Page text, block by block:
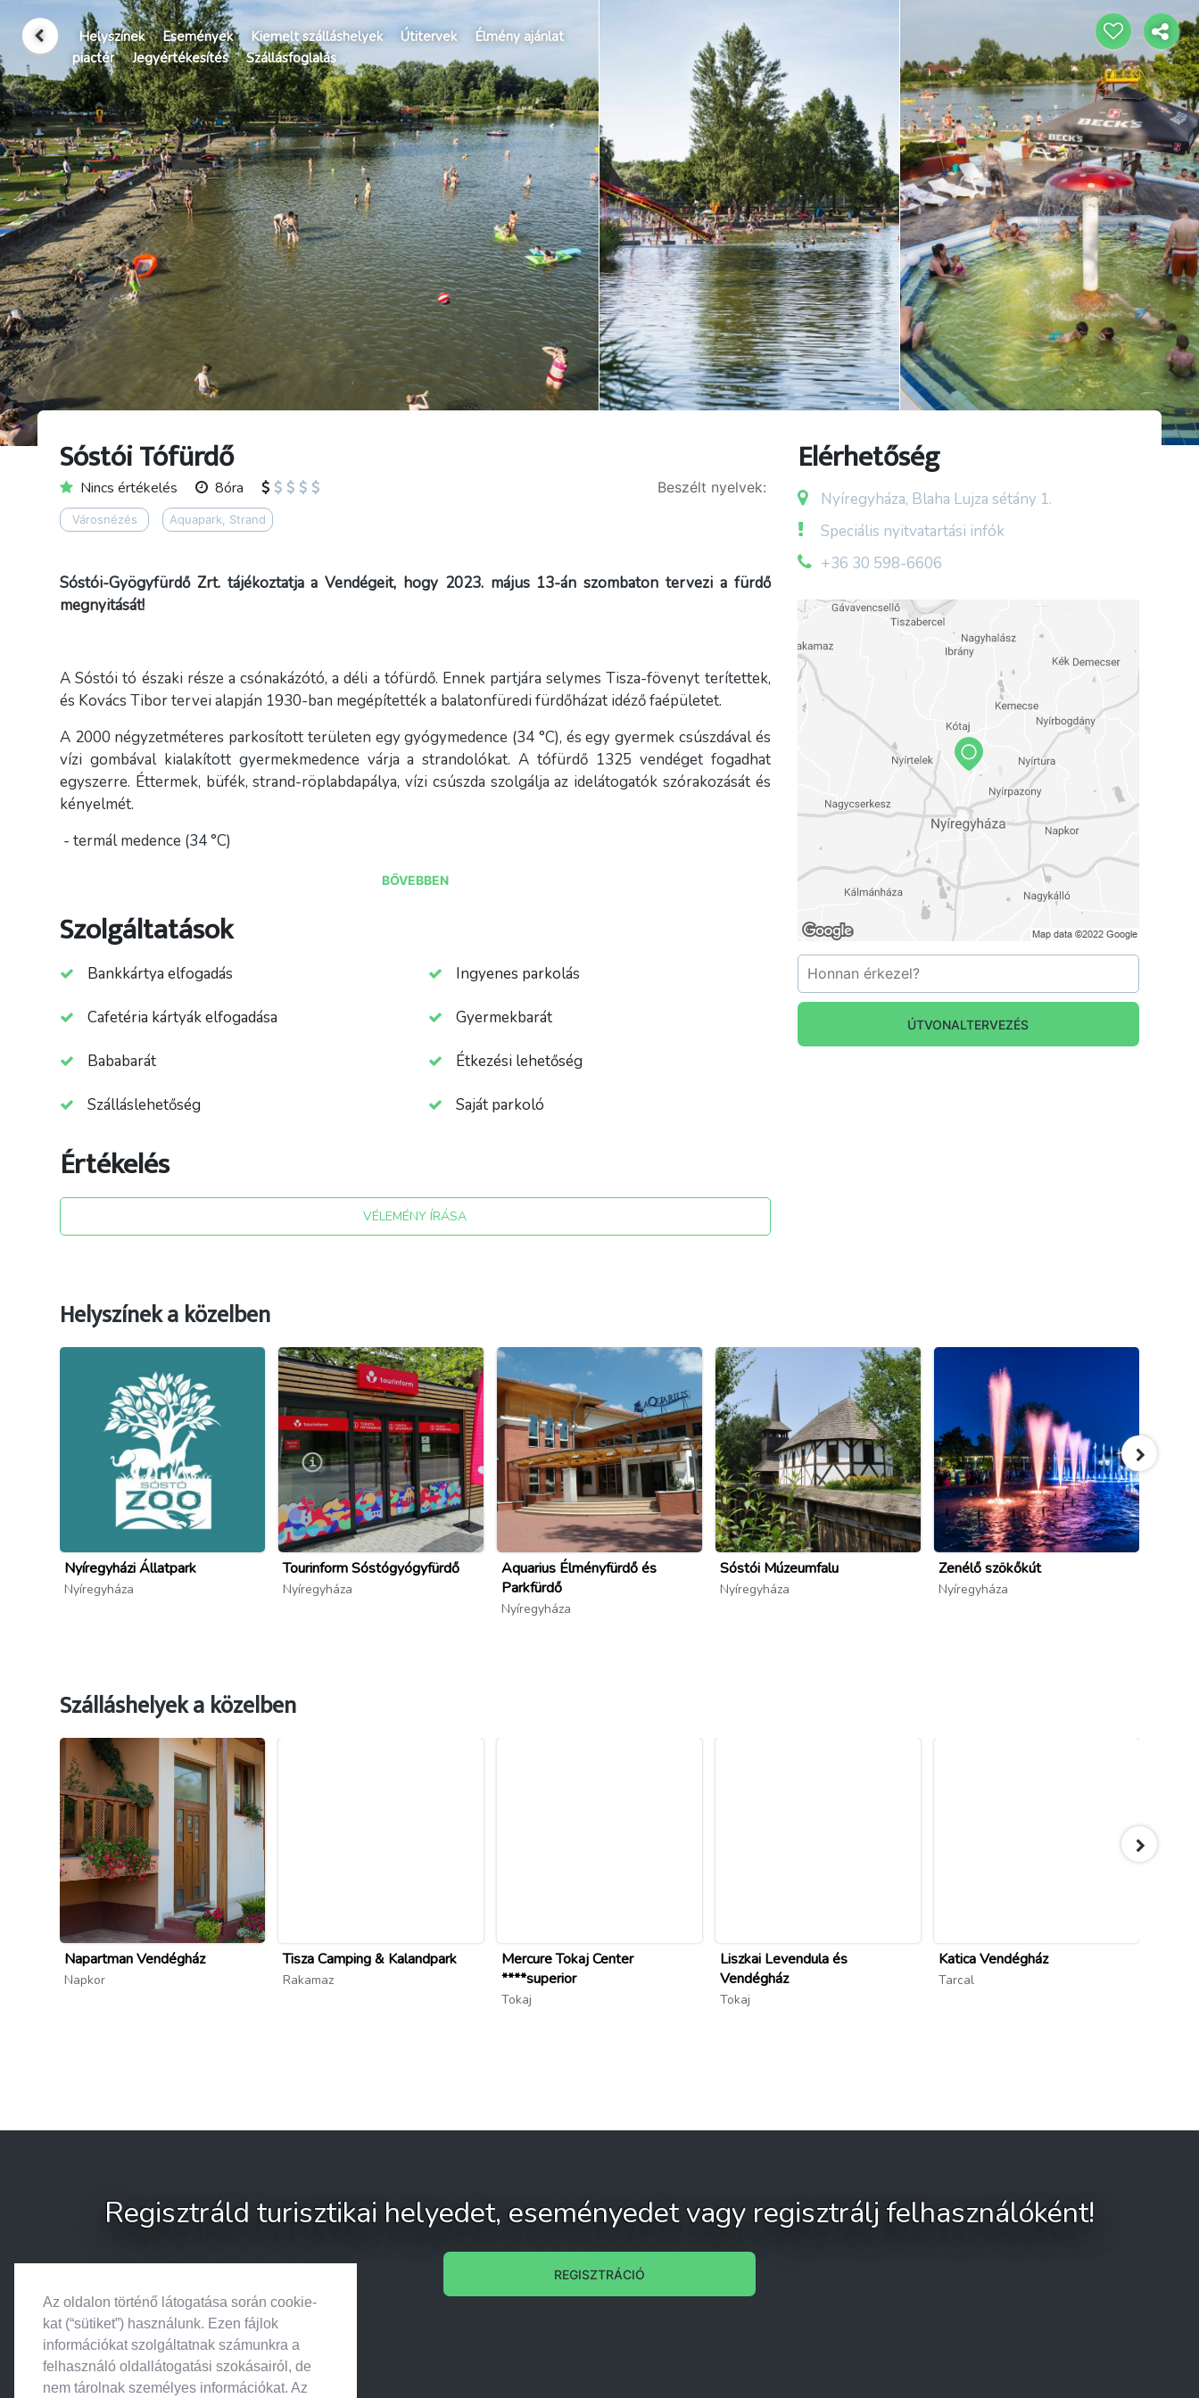
Az oldalon történő látogatása során cookie-
kat (“sütiket”) használunk. Ezen fájlok
információkat szolgáltatnak számunkra a
felhasználó oldallátogatási szokásairól, de
nem tárolnak személyes információkat. Az
Helyszínek Események Kiemelt szálláshelyek Útitervek
Élmény ajánlat
piactér
Jegyértékesítés Szállásfoglalás
Sóstói Tófürdő
Nincs értékelés 8óra Beszélt nyelvek:
Városnézés Aquapark, Strand
Sóstói-Gyögyfürdő Zrt. tájékoztatja a Vendégeit, hogy 2023. május 13-án szombaton tervezi a fürdő
megnyitását!
A Sóstói tó északi része a csónakázótó, a déli a tófürdő. Ennek partjára selymes Tisza-fövenyt terítettek,
és Kovács Tibor tervei alapján 1930-ban megépítették a balatonfüredi fürdőházat idéző faépületet.
A 2000 négyzetméteres parkosított területen egy gyógymedence (34 °C), és egy gyermek csúszdával és
vízi gombával kialakított gyermekmedence várja a strandolókat. A tófürdő 1325 vendéget fogadhat
egyszerre. Éttermek, büfék, strand-röplabdapálya, vízi csúszda szolgálja az idelátogatók szórakozását és
kényelmét.
- termál medence (34 °C)
- gyermek medence (32-34 °C) gyerek csúszdával, vízi gombával
Forrás: aquariusspa ; Sóstó-Gyögyfürdő Zrt.
BŐVEBBEN
Szolgáltatások
Bankkártya elfogadás Ingyenes parkolás
Cafetéria kártyák elfogadása Gyermekbarát
Bababarát Étkezési lehetőség
Szálláslehetőség Saját parkoló
Értékelés
VÉLEMÉNY ÍRÁSA
Elérhetőség
Nyíregyháza, Blaha Lujza sétány 1.
Speciális nyitvatartási infók
+36 30 598-6606
ÚTVONALTERVEZÉS
Helyszínek a közelben
Nyíregyházi Állatpark
Nyíregyháza
Tourinform Sóstógyógyfürdő
Nyíregyháza
Aquarius Élményfürdő és
Parkfürdő
Nyíregyháza
Sóstói Múzeumfalu
Nyíregyháza
Zenélő szökőkút
Nyíregyháza
Szálláshelyek a közelben
Napartman Vendégház
Napkor
Tisza Camping & Kalandpark
Rakamaz
Mercure Tokaj Center
****superior
Tokaj
Liszkai Levendula és
Vendégház
Tokaj
Katica Vendégház
Tarcal
Regisztráld turisztikai helyedet, eseményedet vagy regisztrálj felhasználóként!
REGISZTRÁCIÓ